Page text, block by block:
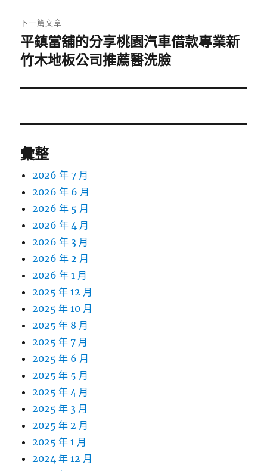
章:
下一篇文章
下
一
文
平鎮當舖的分享桃園汽車借款專業新
竹木地板公司推薦醫洗臉
彙整
2026 年 7 月
2026 年 6 月
2026 年 5 月
2026 年 4 月
2026 年 3 月
2026 年 2 月
2026 年 1 月
2025 年 12 月
2025 年 10 月
2025 年 8 月
2025 年 7 月
2025 年 6 月
2025 年 5 月
2025 年 4 月
2025 年 3 月
2025 年 2 月
2025 年 1 月
2024 年 12 月